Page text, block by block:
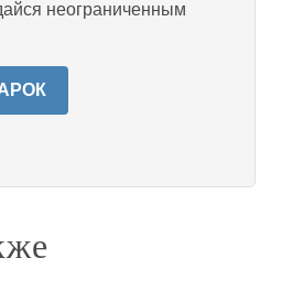
неограниченным